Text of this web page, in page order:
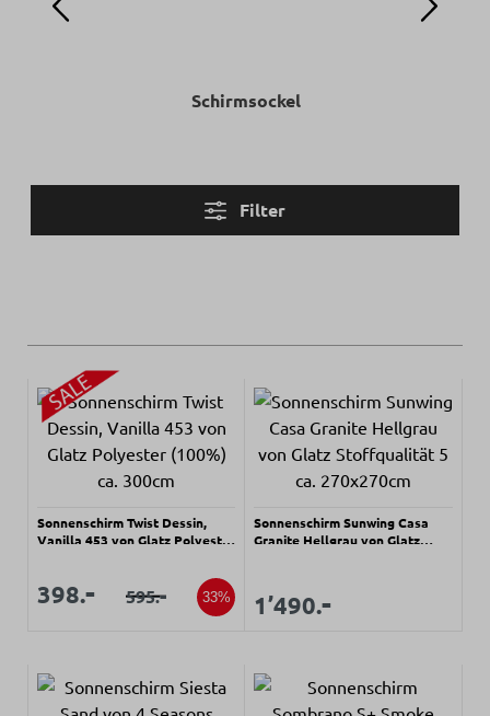
Schirmsockel
Filter
Sonnenschirm Twist Dessin,
Vanilla 453 von Glatz Polyester
Verkaufspreis:
Verkaufspreis:
398.- Regulärer Preis:
595.- 33%
Sonnenschirm Sunwing Casa
Granite Hellgrau von Glatz
Verkaufspreis:
1’490.-